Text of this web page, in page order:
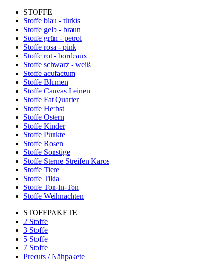
STOFFE
Stoffe blau - türkis
Stoffe gelb - braun
Stoffe grün - petrol
Stoffe rosa - pink
Stoffe rot - bordeaux
Stoffe schwarz - weiß
Stoffe acufactum
Stoffe Blumen
Stoffe Canvas Leinen
Stoffe Fat Quarter
Stoffe Herbst
Stoffe Ostern
Stoffe Kinder
Stoffe Punkte
Stoffe Rosen
Stoffe Sonstige
Stoffe Sterne Streifen Karos
Stoffe Tiere
Stoffe Tilda
Stoffe Ton-in-Ton
Stoffe Weihnachten
STOFFPAKETE
2 Stoffe
3 Stoffe
5 Stoffe
7 Stoffe
Precuts / Nähpakete